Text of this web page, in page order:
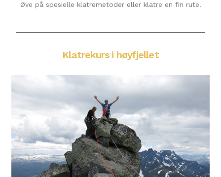
Øve på spesielle klatremetoder eller klatre en fin rute.
Klatrekurs i høyfjellet